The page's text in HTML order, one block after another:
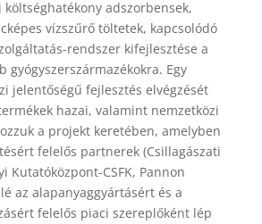
adszorbensek,
vízszűrő töltetek, kapcsolódó
rendszer kifejlesztése a
gyógyszerszármazékokra. Egy
jelentőségű fejlesztés elvégzését
hazai, valamint nemzetközi
a projekt keretében, amelyben
felelős partnerek (Csillagászati
Kutatóközpont-CSFK, Pannon
az alapanyaggyártásért és a
felelős piaci szereplőként lép